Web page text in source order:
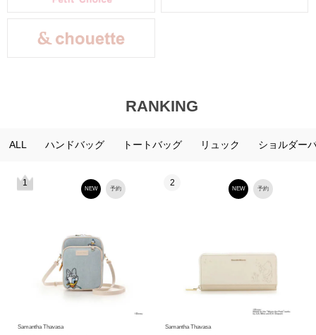
RANKING
ALL ハンドバッグ トートバッグ リュック ショルダー
1
予約
NEW
Samantha Thavasa
2
予約
NEW
Samantha Thavasa